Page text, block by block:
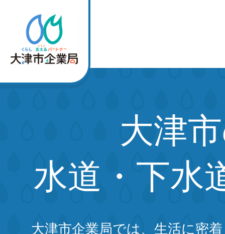
大津
水道・下水
大津市企業局では、生活に密